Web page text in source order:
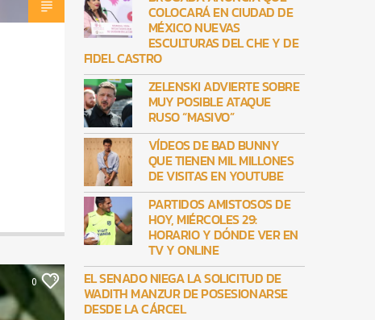
0
COLOCARÁ EN CIUDAD DE
MÉXICO NUEVAS
ESCULTURAS DEL CHE Y DE
FIDEL CASTRO
ZELENSKI ADVIERTE SOBRE
MUY POSIBLE ATAQUE
RUSO “MASIVO”
VÍDEOS DE BAD BUNNY
QUE TIENEN MIL MILLONES
DE VISITAS EN YOUTUBE
PARTIDOS AMISTOSOS DE
HOY, MIÉRCOLES 29:
HORARIO Y DÓNDE VER EN
TV Y ONLINE
EL SENADO NIEGA LA SOLICITUD DE
WADITH MANZUR DE POSESIONARSE
DESDE LA CÁRCEL